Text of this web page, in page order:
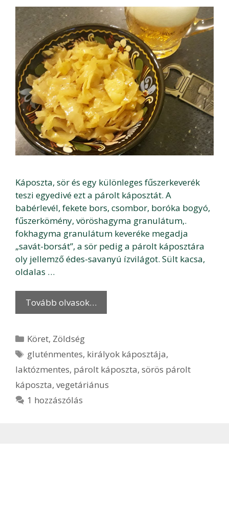
Káposzta, sör és egy különleges fűszerkeverék
teszi egyedivé ezt a párolt káposztát. A
babérlevél, fekete bors, csombor, boróka bogyó,
fűszerkömény, vöröshagyma granulátum,.
fokhagyma granulátum keveréke megadja
„savát-borsát”, a sör pedig a párolt káposztára
oly jellemző édes-savanyú ízvilágot. Sült kacsa,
oldalas …
Tovább olvasok…
Kategória
Köret, Zöldség
Címkék
gluténmentes, királyok káposztája,
laktózmentes, párolt káposzta, sörös párolt
káposzta, vegetáriánus
1 hozzászólás